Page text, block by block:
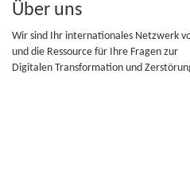
Über uns
Wir sind Ihr internationales Netzwerk
und die Ressource für Ihre Fragen zur
Digitalen Transformation und